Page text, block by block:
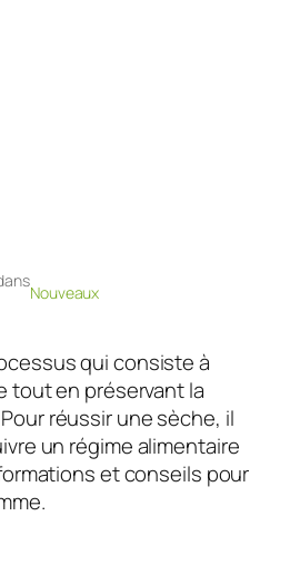
Nouveaux
qui consiste à
tout en préservant la
réussir une sèche, il
un régime alimentaire
et conseils pour